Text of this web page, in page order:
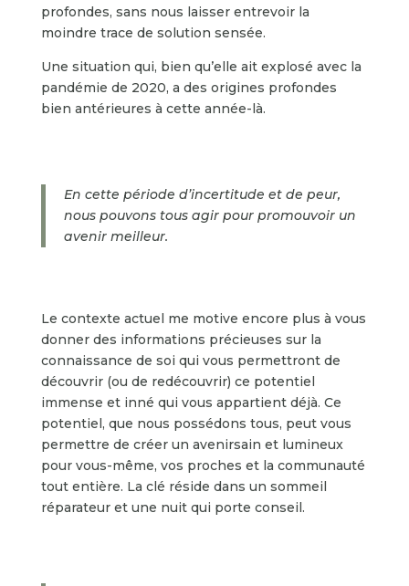
profondes, sans nous laisser entrevoir la
moindre trace de solution sensée.
Une situation qui, bien qu’elle ait explosé avec la
pandémie de 2020, a des origines profondes
bien antérieures à cette année-là.
En cette période d’incertitude et de peur,
nous pouvons tous agir pour promouvoir un
avenir meilleur.
Le contexte actuel me motive encore plus à vous
donner des informations précieuses sur la
connaissance de soi qui vous permettront de
découvrir (ou de redécouvrir) ce potentiel
immense et inné qui vous appartient déjà. Ce
potentiel, que nous possédons tous, peut vous
permettre de créer un avenirsain et lumineux
pour vous-même, vos proches et la communauté
tout entière. La clé réside dans un sommeil
réparateur et une nuit qui porte conseil.